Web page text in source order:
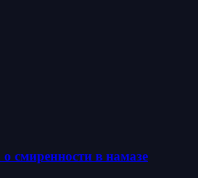
смиренности в намазе